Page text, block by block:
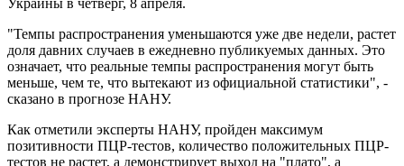
"Темпы распространения уменьшаются уже две недели, растет
доля давних случаев в ежедневно публикуемых данных. Это
означает, что реальные темпы распространения могут быть
меньше, чем те, что вытекают из официальной статистики", -
сказано в прогнозе НАНУ.
Как отметили эксперты НАНУ, пройден максимум
позитивности ПЦР-тестов, количество положительных ПЦР-
тестов не растет, а демонстрирует выход на "плато", а